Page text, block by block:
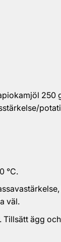
250
°C.
väl.
Tillsätt ägg